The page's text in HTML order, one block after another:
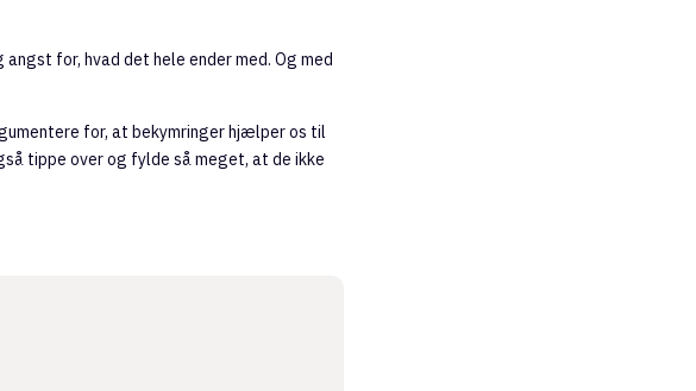
for, hvad det hele ender med. Og med
for, at bekymringer hjælper os til
tippe over og fylde så meget, at de ikke